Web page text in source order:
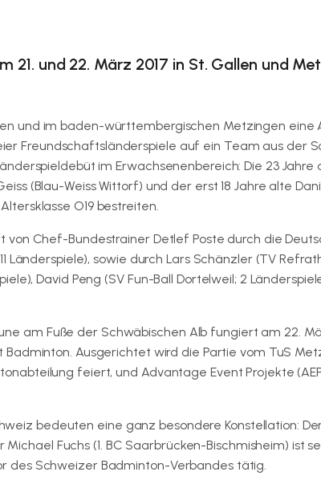
21. und 22. März 2017 in St. Gallen und
und im baden-württembergischen Metzingen eine
Freundschaftsländerspiele auf ein Team aus der
im Erwachsenenbereich: Die 23 Jahre
(Blau-Weiss Wittorf) und der erst 18 Jahre alte
O19 bestreiten.
Chef-Bundestrainer Detlef Poste durch die
Länderspiele), sowie durch Lars Schänzler (TV
David Peng (SV Fun-Ball Dortelweil; 2
am Fuße der Schwäbischen Alb fungiert am 22.
Ausgerichtet wird die Partie vom TuS
feiert, und Advantage Event Projekte
bedeuten eine ganz besondere Konstellation:
Fuchs (1. BC Saarbrücken-Bischmisheim) ist
des Schweizer Badminton-Verbandes tätig.